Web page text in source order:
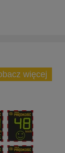
więcej